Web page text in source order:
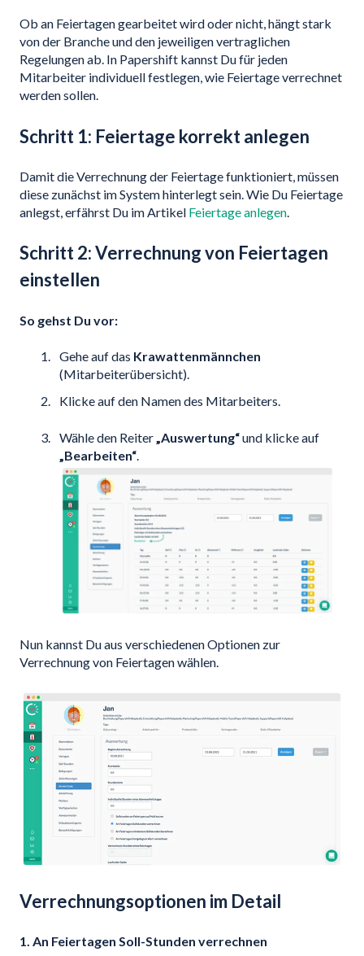
Ob an Feiertagen gearbeitet wird oder nicht, hängt stark
von der Branche und den jeweiligen vertraglichen
Regelungen ab. In Papershift kannst Du für jeden
Mitarbeiter individuell festlegen, wie Feiertage verrechnet
werden sollen.
Schritt 1: Feiertage korrekt anlegen
Damit die Verrechnung der Feiertage funktioniert, müssen
diese zunächst im System hinterlegt sein. Wie Du Feiertage
anlegst, erfährst Du im Artikel Feiertage anlegen.
Schritt 2: Verrechnung von Feiertagen
einstellen
So gehst Du vor:
Gehe auf das Krawattenmännchen
(Mitarbeiterübersicht).
Klicke auf den Namen des Mitarbeiters.
Wähle den Reiter „Auswertung“und klicke auf
„Bearbeiten“
Nun kannst Du aus verschiedenen Optionen zur
Verrechnung von Feiertagen wählen.
Verrechnungsoptionen im Detail
1. An Feiertagen Soll-Stunden verrechnen